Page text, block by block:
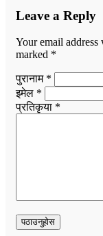
Leave a Reply
Your email
marked *
पुरानाम *
इमेल *
प्रतिकृया *